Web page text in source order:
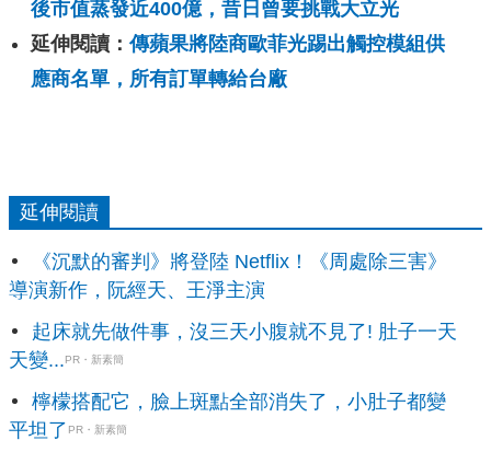
後市值蒸發近400億，昔日曾要挑戰大立光
延伸閱讀：傳蘋果將陸商歐菲光踢出觸控模組供
應商名單，所有訂單轉給台廠
延伸閱讀
《沉默的審判》將登陸 Netflix！《周處除三害》
導演新作，阮經天、王淨主演
起床就先做件事，沒三天小腹就不見了! 肚子一天
天變... PR・新素簡
檸檬搭配它，臉上斑點全部消失了，小肚子都變
平坦了 PR・新素簡